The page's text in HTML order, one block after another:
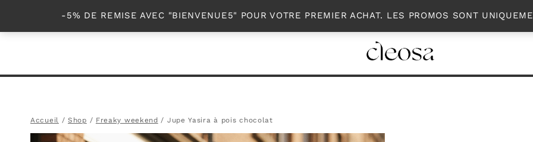
-5% DE REMISE AVEC "BIENVENUE5" POUR VOTRE PREMIER ACHAT. LES PROMOS SONT
contenu
PRÊT-À-PORTER ACCESSOIRES MON COMPTE
Accueil / Shop / Freaky weekend / Jupe Yasira à pois chocolat